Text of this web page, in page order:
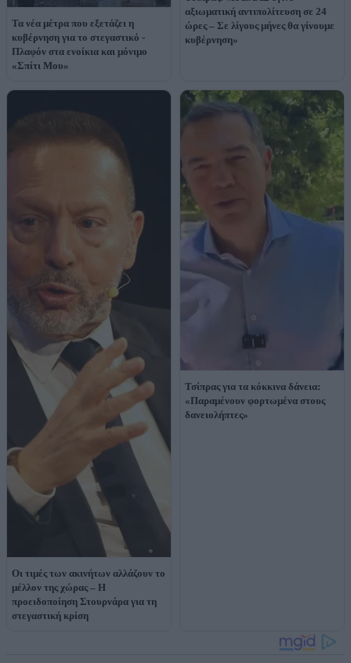
Τα νέα μέτρα που εξετάζει η
κυβέρνηση για το στεγαστικό -
Πλαφόν στα ενοίκια και μόνιμο
«Σπίτι Μου»
αξιωματική αντιπολίτευση σε 24
ώρες – Σε λίγους μήνες θα γίνουμε
κυβέρνηση»
Οι τιμές των ακινήτων αλλάζουν το
μέλλον της χώρας – Η
προειδοποίηση Στουρνάρα για τη
στεγαστική κρίση
Τσίπρας για τα κόκκινα δάνεια:
«Παραμένουν φορτωμένα στους
δανειολήπτες»